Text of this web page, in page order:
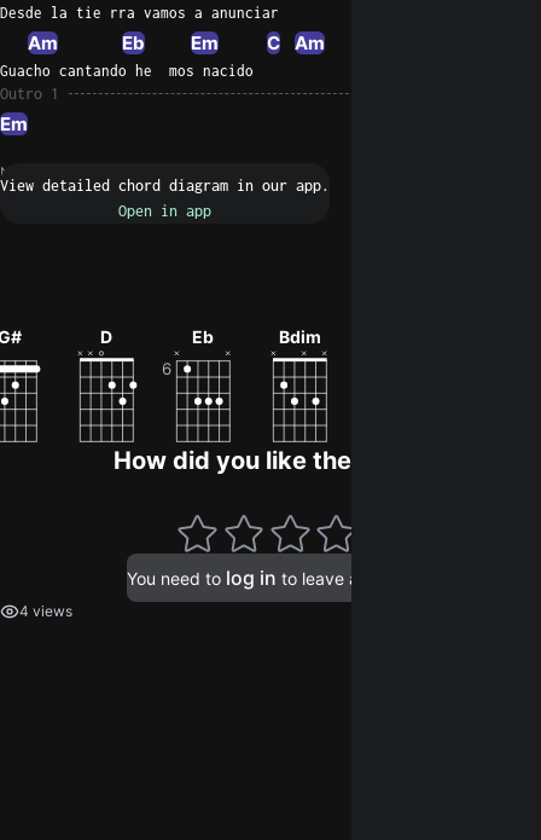
Desde la tie rra vamos a anunciar
Am Eb Em C Am
Guacho cantando he  mos nacido
Outro 1
Em
N/A
D Eb Bdim
How did you like the song?
You need to log in to leave a rating.
4 views